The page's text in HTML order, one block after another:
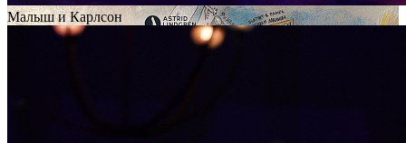
Малыш и Карлсон